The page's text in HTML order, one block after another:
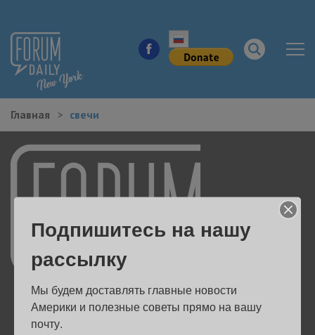
КУДА ПОЙТИ В ГОРОДЕ
ЗДОРОВЬЕ
РАБОТА И БИЗНЕС
ЖИЛЬЕ
ОБРАЗОВАНИЕ
Главная свечи
Подпишитесь на нашу
рассылку
Мы будем доставлять главные новости
Америки и полезные советы прямо на вашу
почту.